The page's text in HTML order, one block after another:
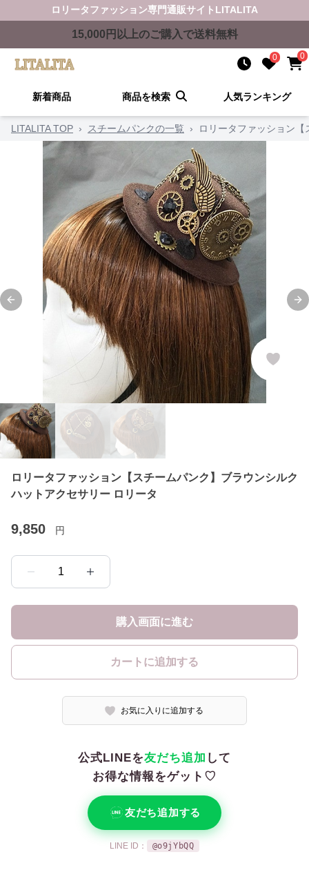
ロリータファッション専門通販サイト LITALITA
15,000 円以上のご購入で送料無料
0 0
新着商品 商品を検索 人気ランキング
LITALITA TOP › スチームパンクの一覧 › ロリータファッション
Previous slide
ロリータファッション【スチームパンク】ブラウンシルク
ハットアクセサリー ロリータ
9,850 円
1
購入画面に進む
カートに追加する
お気に入りに追加する
公式LINEを友だち追加 して
お得な情報をゲット♡
友だち追加する
LINE ID： @o9jYbQQ